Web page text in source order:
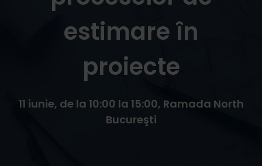
estimare în
proiecte
11 iunie, de la 10:00 la 15:00, Ramada North
Bucureşti